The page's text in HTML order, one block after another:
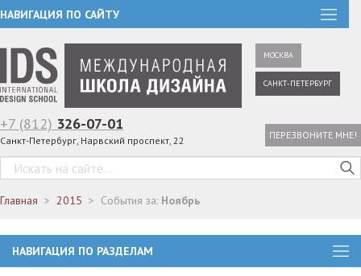
НАВИГАЦИЯ ПО САЙТУ
МОСКВА
САНКТ-ПЕТЕРБУРГ
+7 (812) 326-07-01
Санкт-Петербург, Нарвский проспект, 22 ПЕРЕЗВОНИТЕ МНЕ!
Главная 2015 События за: Ноябрь
НАВИГАЦИЯ ПО РАЗДЕЛАМ